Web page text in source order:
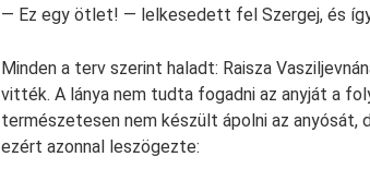
— Ez egy ötlet! — lelkesedett fel Szergej, és
Minden a terv szerint haladt: Raisza
vitték. A lánya nem tudta fogadni az anyját a
természetesen nem készült ápolni az
ezért azonnal leszögezte: